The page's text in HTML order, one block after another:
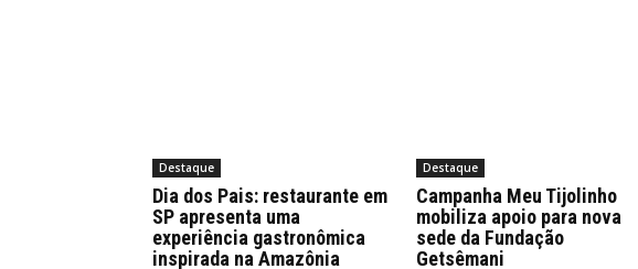
Destaque
Dia dos Pais: restaurante em
SP apresenta uma
experiência gastronômica
inspirada na Amazônia
Destaque
Campanha Meu Tijolinho
mobiliza apoio para nova
sede da Fundação
Getsêmani